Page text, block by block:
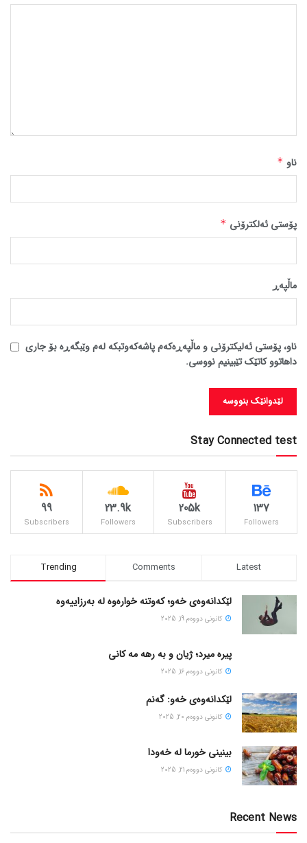
ناو *
پۆستی ئەلکترۆنی *
ماڵپه‌ڕ
ناو، پۆستی ئەلیکترۆنی و ماڵپەڕەکەم پاشەکەوتبکە لەم وێبگەڕە بۆ جاری
داهاتوو کاتێک تێبینیم نووسی.
Stay Connected test
137
Followers
205k
Subscribers
23.9k
Followers
99
Subscribers
Trending Comments Latest
لێکدانەوەی خەو؛ کەوتنە خوارەوە لە بەرزاییەوە
كانونی دووه‌م 19, 2025
پیره میرد؛ ژیان و به رهه مه کانی
كانونی دووه‌م 16, 2025
لێکدانەوەی خەو: گەنم
كانونی دووه‌م 20, 2025
بینینی خورما لە خەودا
كانونی دووه‌م 21, 2025
Recent News